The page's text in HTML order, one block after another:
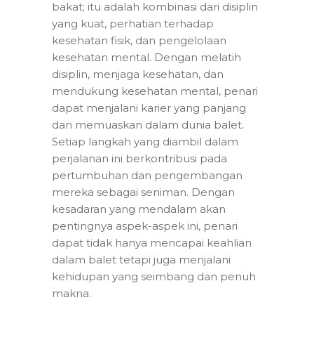
bakat; itu adalah kombinasi dari disiplin
yang kuat, perhatian terhadap
kesehatan fisik, dan pengelolaan
kesehatan mental. Dengan melatih
disiplin, menjaga kesehatan, dan
mendukung kesehatan mental, penari
dapat menjalani karier yang panjang
dan memuaskan dalam dunia balet.
Setiap langkah yang diambil dalam
perjalanan ini berkontribusi pada
pertumbuhan dan pengembangan
mereka sebagai seniman. Dengan
kesadaran yang mendalam akan
pentingnya aspek-aspek ini, penari
dapat tidak hanya mencapai keahlian
dalam balet tetapi juga menjalani
kehidupan yang seimbang dan penuh
makna.